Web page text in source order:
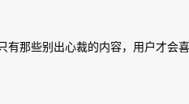
有那些别出心裁的内容，用户才会